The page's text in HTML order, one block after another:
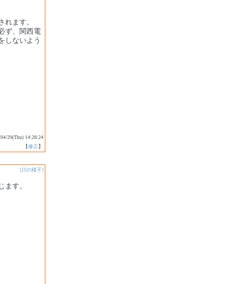
ます。
ず、関西電
しないよう
29(Thu) 14:28:24
【修正】
[川の様子]
ます。